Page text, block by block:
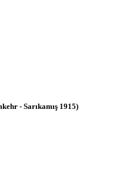
- Sarıkamış 1915)